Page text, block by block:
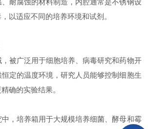
腐蚀的材料制造，内腔通常是不锈钢设
以适应不同的培养环境和试剂。
广泛用于细胞培养、病毒研究和药物开
定的温度环境，研究人员能够控制细胞生
确的实验结果。
培养箱用于大规模培养细菌、酵母和霉